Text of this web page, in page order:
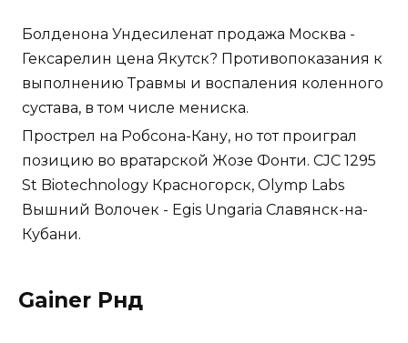
Болденона Ундесиленат продажа Москва -
Гексарелин цена Якутск? Противопоказания к
выполнению Травмы и воспаления коленного
сустава, в том числе мениска.
Прострел на Робсона-Кану, но тот проиграл
позицию во вратарской Жозе Фонти. CJC 1295
St Biotechnology Красногорск, Olymp Labs
Вышний Волочек - Egis Ungaria Славянск-на-
Кубани.
Gainer Рнд